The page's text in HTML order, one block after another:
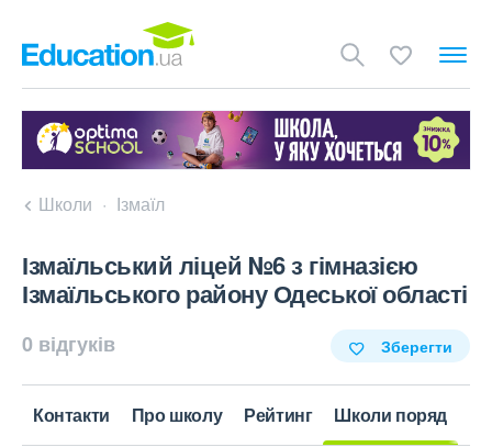
Школи Ізмаїл
Ізмаїльський ліцей №6 з гімназією
Ізмаїльського району Одеської області
0 відгуків Зберегти
Контакти Про школу Рейтинг Школи поряд